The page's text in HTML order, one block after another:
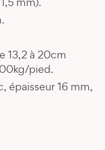
13,2 à 20cm
pied.
épaisseur 16 mm,